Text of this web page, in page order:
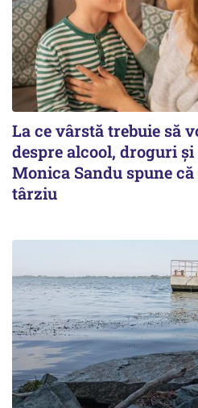
La ce vârstă trebuie să
despre alcool, droguri și
Monica Sandu spune
târziu